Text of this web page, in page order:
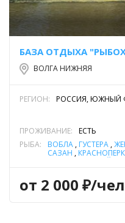
БАЗА ОТДЫХА
ВОЛГА НИЖНЯЯ
РЕГИОН: РОССИЯ, ЮЖНЫЙ
ПРОЖИВАНИЕ:
ЕСТЬ
РЫБА:
ВОБЛА , ГУСТЕРА ,
САЗАН ,
от 2 000 ₽/чел